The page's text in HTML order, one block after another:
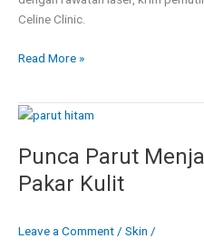
Celine Clinic.
Read More »
Punca Parut
Pakar Kulit
Leave a Comment / Skin /
Punca
Menjadi
Hitam
Pakar